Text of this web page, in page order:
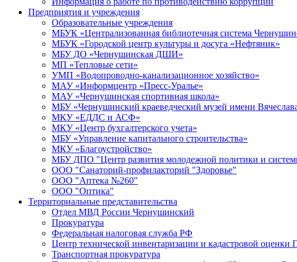
Предприятия и учреждения
Образовательные учреждения
МБУК «Централизованная библиотечная система
МБУК «Городской центр культуры и досуга «Нефтяник»
МБУ ДО «Чернушинская ДШИ»
МП «Тепловые сети»
УМП «Водопроводно-канализационное хозяйство»
МАУ «Информцентр «Пресс-Уралье»
МАУ «Чернушинская спортивная школа»
МБУ «Чернушинский краеведческий музей имени
МКУ «ЕДДС и АСФ»
МКУ «Центр бухгалтерского учета»
МБУ «Управление капитального строительства»
МКУ «Благоустройство»
МБУ ДПО "Центр развития молодежной политики и
ООО "Санаторий-профилакторий "Здоровье"
ООО "Аптека №260"
ООО "Оптика"
Территориальные представительства
Отдел МВД России Чернушинский
Прокуратура
Федеральная налоговая служба РФ
Центр технической инвентаризации и кадастровой оценки
Транспортная прокуратура